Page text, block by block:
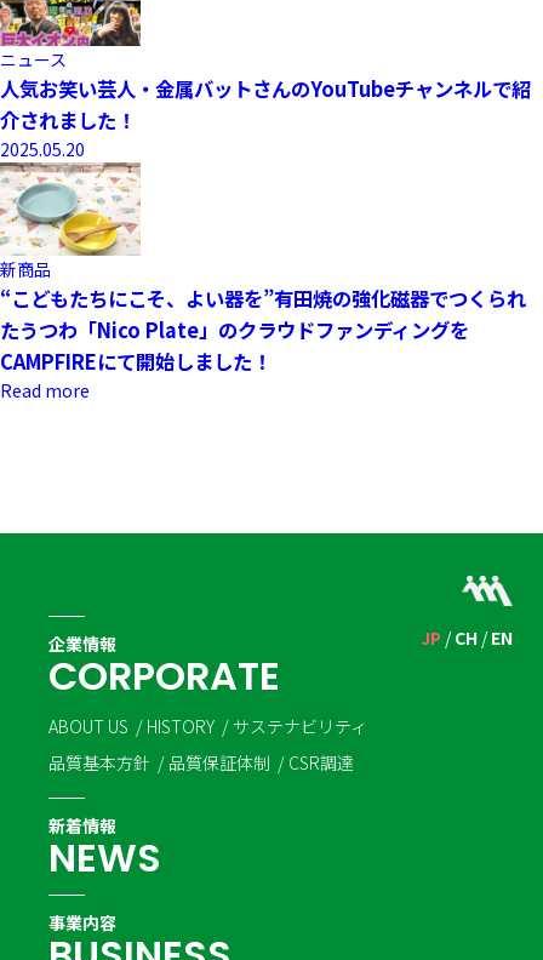
ニュース
人気お笑い芸人・金属バットさんのYouTubeチャンネルで紹
介されました！
2025.05.20
新商品
“こどもたちにこそ、よい器を”有田焼の強化磁器でつくられ
たうつわ「Nico Plate」のクラウドファンディングを
CAMPFIREにて開始しました！
Read more
JP CH EN
企業情報
CORPORATE
ABOUT US HISTORY
サステナビリティ
品質基本方針
品質保証体制 CSR調達
新着情報
NEWS
事業内容